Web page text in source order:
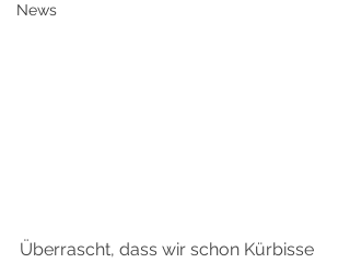
News
Überrascht, dass wir schon Kürbisse